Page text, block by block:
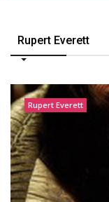
Rupert Everett
Rupert Everett